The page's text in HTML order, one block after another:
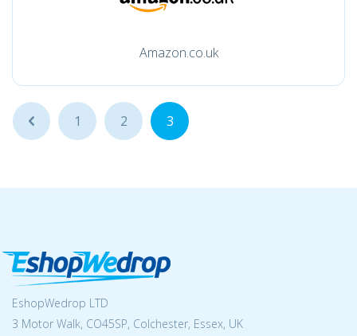
Amazon.co.uk
... 1 2 3
EshopWedrop LTD
3 Motor Walk, CO45SP, Colchester, Essex, UK